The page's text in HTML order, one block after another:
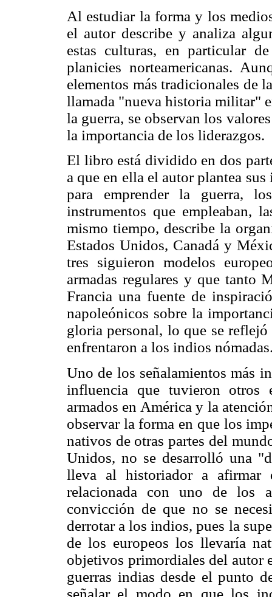
Al estudiar la forma y los
el autor describe y analiza
estas culturas, en particular
planicies norteamericanas.
elementos más tradicionales de
llamada "nueva historia militar"
la guerra, se observan los
la importancia de los liderazgos.
El libro está dividido en dos
a que en ella el autor plantea
para emprender la guerra,
instrumentos que empleaban,
mismo tiempo, describe la
Estados Unidos, Canadá y
tres siguieron modelos
armadas regulares y que tanto
Francia una fuente de
napoleónicos sobre la
gloria personal, lo que se
enfrentaron a los indios
Uno de los señalamientos más
influencia que tuvieron otros
armados en América y la
observar la forma en que los
nativos de otras partes del
Unidos, no se desarrolló una
lleva al historiador a afirmar
relacionada con uno de los
convicción de que no se
derrotar a los indios, pues la
de los europeos los llevaría
objetivos primordiales del autor
guerras indias desde el punto
señalar el modo en que los